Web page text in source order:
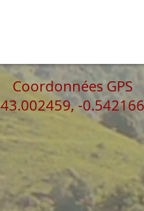
Coordonnées GPS
43.002459, -0.542166